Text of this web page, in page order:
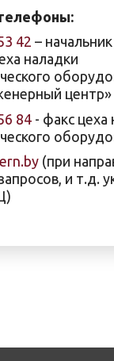
42 –
наладки
центр»
84 - факс цеха
(при
и т.д.